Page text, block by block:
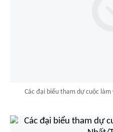
Các đại biểu tham dự cuộc